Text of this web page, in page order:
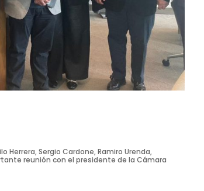
Herrera, Sergio Cardone, Ramiro Urenda,
reunión con el presidente de la Cámara